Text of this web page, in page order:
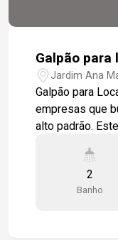
Galpão para
Jardim Ana
Galpão para
empresas que
alto padrão.
avenidas mais
poucos
rápido à
2
Banho